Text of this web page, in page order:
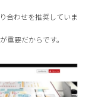
合わせを推奨していま
重要だからです。